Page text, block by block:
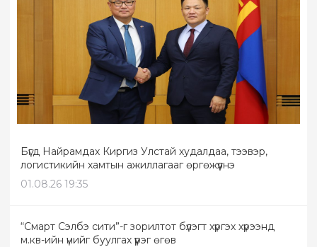
Бүгд Найрамдах Киргиз Улстай худалдаа, тээвэр,
логистикийн хамтын ажиллагааг өргөжүүлнэ
01.08.26 19:35
“Смарт Сэлбэ сити”-г зорилтот бүлэгт хүргэх хүрээнд
м.кв-ийн үнийг буулгах үүрэг өгөв